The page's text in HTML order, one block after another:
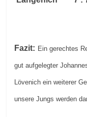
Fazit: Ein gerechtes
gut aufgelegter
Lövenich ein weiterer
unsere Jungs werden